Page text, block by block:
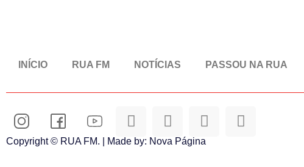
INÍCIO RUA FM NOTÍCIAS PASSOU NA RUA
Copyright © RUA FM. | Made by: Nova Página